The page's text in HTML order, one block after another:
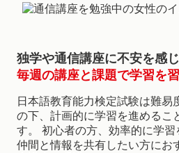
独学や通信講座に不安を感
毎週の講座と課題で学習を習
日本語教育能力検定試験は難易
の下、計画的に学習を進めるこ
す。 初心者の方、効率的に学
仲間と情報を共有したい方にお